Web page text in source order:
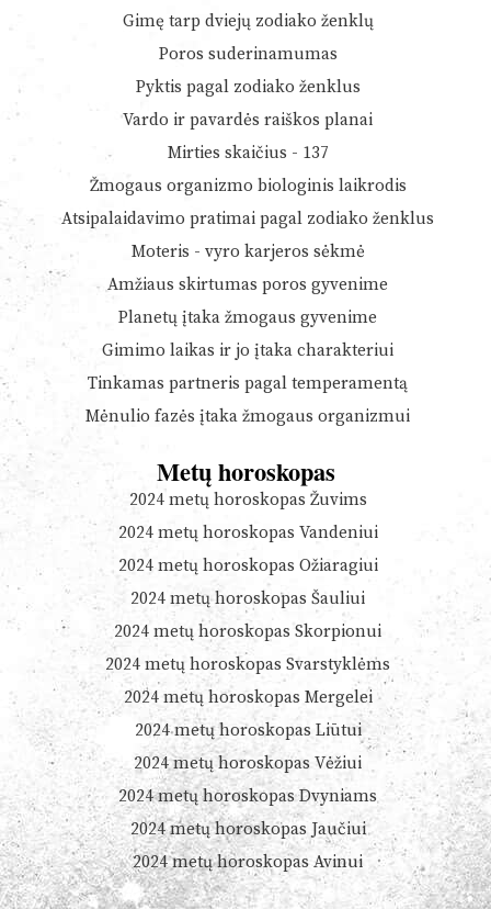
Gimę tarp dviejų zodiako ženklų
Poros suderinamumas
Pyktis pagal zodiako ženklus
Vardo ir pavardės raiškos planai
Mirties skaičius - 137
Žmogaus organizmo biologinis laikrodis
Atsipalaidavimo pratimai pagal zodiako ženklus
Moteris - vyro karjeros sėkmė
Amžiaus skirtumas poros gyvenime
Planetų įtaka žmogaus gyvenime
Gimimo laikas ir jo įtaka charakteriui
Tinkamas partneris pagal temperamentą
Mėnulio fazės įtaka žmogaus organizmui
Metų horoskopas
2024 metų horoskopas Žuvims
2024 metų horoskopas Vandeniui
2024 metų horoskopas Ožiaragiui
2024 metų horoskopas Šauliui
2024 metų horoskopas Skorpionui
2024 metų horoskopas Svarstyklėms
2024 metų horoskopas Mergelei
2024 metų horoskopas Liūtui
2024 metų horoskopas Vėžiui
2024 metų horoskopas Dvyniams
2024 metų horoskopas Jaučiui
2024 metų horoskopas Avinui